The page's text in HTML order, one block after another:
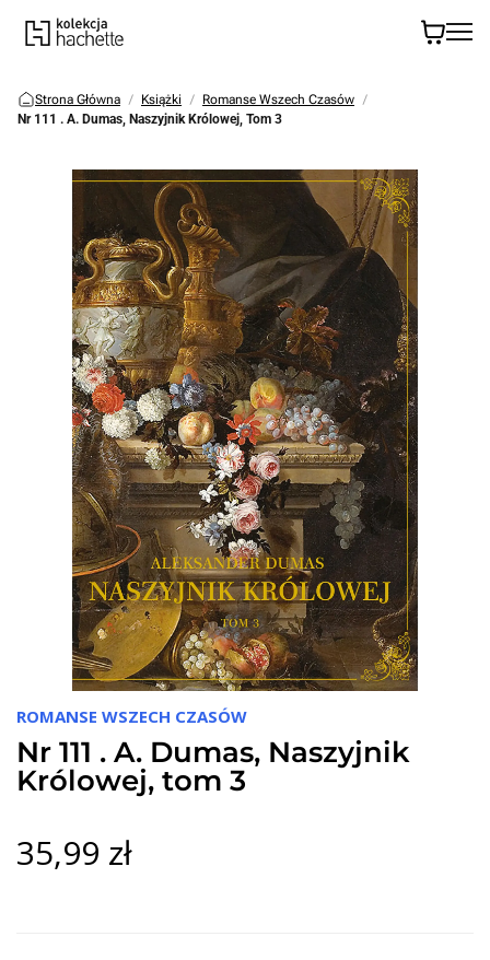
Strona Główna Książki
Romanse Wszech Czasów
Nr 111 . A. Dumas, Naszyjnik Królowej, Tom 3
ROMANSE WSZECH CZASÓW
Nr 111 . A. Dumas, Naszyjnik
Królowej, tom 3
35,99 zł